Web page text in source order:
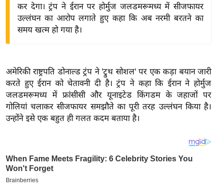
शे
ष
ज्ञ
रा
य
ट
खे
कर देगा। ट्रंप ने ईरान पर होर्मुज जलडमरूमध्य में सीजफायर
उल्लंघन का आरोप लगाते हुए कहा कि अब नरमी बरतने का
समय खत्म हो गया है।
अमेरिकी राष्ट्रपति डोनाल्ड ट्रंप ने 'ट्रुथ सोशल' पर एक कड़ा बयान जारी
करते हुए ईरान को चेतावनी दी है। ट्रंप ने कहा कि ईरान ने होर्मुज
जलडमरूमध्य में फ्रांसीसी और यूनाइटेड किंगडम के जहाजों पर
गोलियां चलाकर सीजफायर समझौते का पूरी तरह उल्लंघन किया है।
उन्होंने इसे एक बहुत ही गलत कदम बताया है।